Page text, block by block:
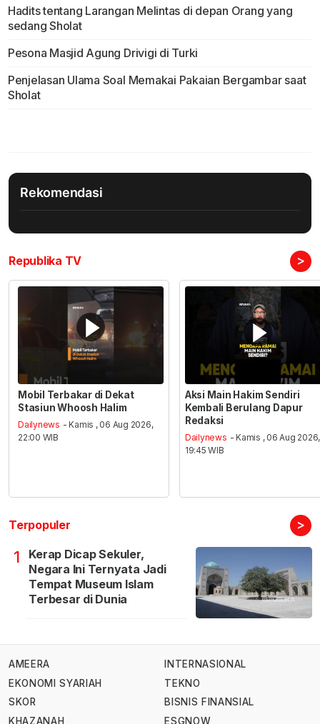
Hadits tentang Larangan Melintas di depan Orang yang
sedang Sholat
Pesona Masjid Agung Drivigi di Turki
Penjelasan Ulama Soal Memakai Pakaian Bergambar saat
Sholat
Rekomendasi
Republika TV >
Mobil Terbakar di Dekat
Stasiun Whoosh Halim
Dailynews - Kamis , 06 Aug 2026,
22:00 WIB
Aksi Main Hakim Sendiri
Kembali Berulang Dapur
Redaksi
Dailynews - Kamis , 06 Aug 2026,
19:45 WIB
Terpopuler >
1
Kerap Dicap Sekuler,
Negara Ini Ternyata Jadi
Tempat Museum Islam
Terbesar di Dunia
AMEERA
EKONOMI SYARIAH
SKOR
KHAZANAH
INTERNASIONAL
TEKNO
BISNIS FINANSIAL
ESGNOW